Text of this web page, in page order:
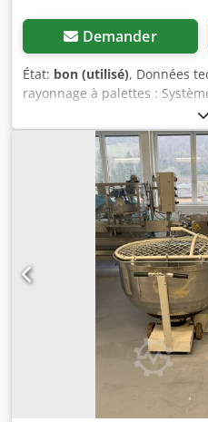
Demander
État: bon (utilisé), Données
rayonnage à palettes :
Pal Rack NS La livraison
rayonnage à palettes,
gris Profil de cadre : PLFB 16
65 x 2,5 mm Incl. entretoises
plaques de base Les
treillis boulonné) Hauteur : 8
mm Dwodpfxjw Eanrs Aavsa
société : M. Andre Evering M.
Informations générales sur
uniquement en enlèvement.
supplémentaire de cet article
additionnels, qui peuvent
fonction du lieu de livraison